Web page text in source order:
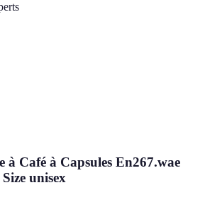
Café à Capsules En267.wae
unisex